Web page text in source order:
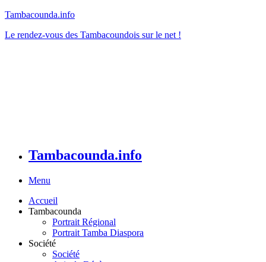
Tambacounda.info
Le rendez-vous des Tambacoundois sur le net !
Tambacounda.info
Menu
Accueil
Tambacounda
Portrait Régional
Portrait Tamba Diaspora
Société
Société